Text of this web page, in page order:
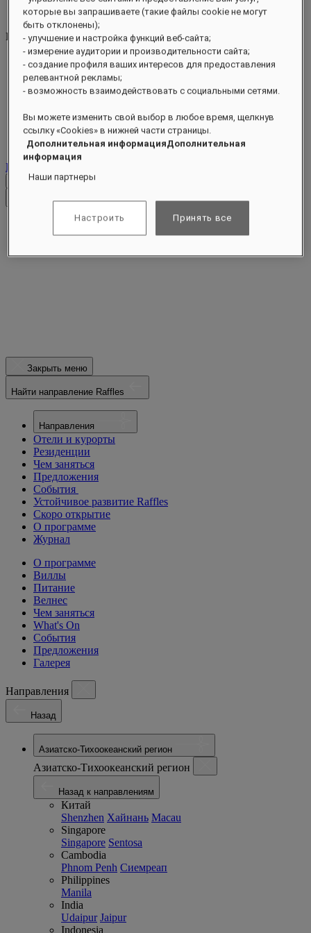
HB5Q2@raffles.com
RESERVATION
+65 6032 4688
HB5Q2@raffles.com
4 Bukit Manis Road
Sentosa
Singapore 099947
Контакты
Проверить тарифы
Закрыть меню
Закрыть меню
Найти направление Raffles
Направления
Отели и курорты
Резиденции
Чем заняться
Предложения
События
Устойчивое развитие Raffles
Скоро открытие
О программе
Журнал
О программе
Виллы
Питание
Велнес
Чем заняться
What's On
События
Предложения
Галерея
Направления
Назад
Азиатско-Тихоокеанский регион
Азиатско-Тихоокеанский регион
Назад к направлениям
Китай
Shenzhen Хайнань Macau
Singapore
Singapore Sentosa
Cambodia
Phnom Penh Сиемреап
Philippines
Manila
India
Udaipur Jaipur
Indonesia
которые вы запрашиваете (такие файлы cookie не могут
быть отклонены);
- улучшение и настройка функций веб-сайта;
- измерение аудитории и производительности сайта;
- создание профиля ваших интересов для предоставления
релевантной рекламы;
- возможность взаимодействовать с социальными сетями.
Вы можете изменить свой выбор в любое время, щелкнув
ссылку «Cookies» в нижней части страницы.
Дополнительная информацияДополнительная
информация
Наши партнеры
Настроить Принять все